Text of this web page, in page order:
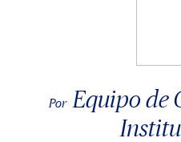
Por Equipo de